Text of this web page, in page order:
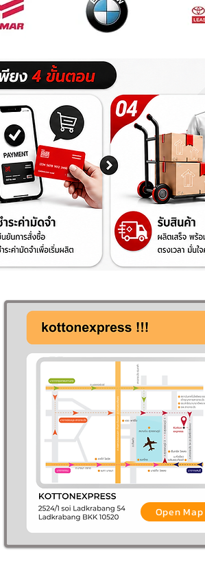
พบกับเราได้ที่
2524/1 ซ.ลาดกระบัง 54
แขวงลาดกระบัง เขตลาดกระบัง
กรุงเทพฯ 10520
Open Map